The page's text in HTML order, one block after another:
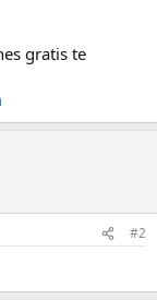
gratis te
#2